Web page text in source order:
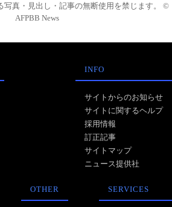
写真・見出し・記事の無断使用を禁じます。 ©
AFPBB News
INFO
サイトからのお知らせ
サイトに関するヘルプ
採用情報
訂正記事
サイトマップ
ニュース提供社
OTHER SERVICES